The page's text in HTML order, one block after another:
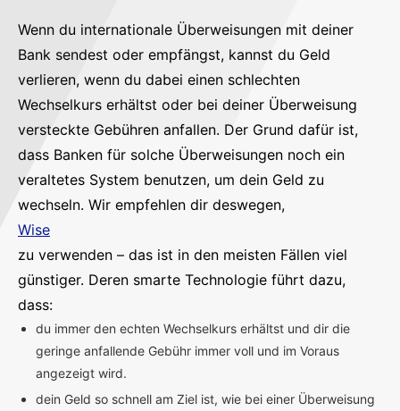
Wenn du internationale Überweisungen mit deiner
Bank sendest oder empfängst, kannst du Geld
verlieren, wenn du dabei einen schlechten
Wechselkurs erhältst oder bei deiner Überweisung
versteckte Gebühren anfallen. Der Grund dafür ist,
dass Banken für solche Überweisungen noch ein
veraltetes System benutzen, um dein Geld zu
wechseln. Wir empfehlen dir deswegen,
Wise
zu verwenden – das ist in den meisten Fällen viel
günstiger. Deren smarte Technologie führt dazu,
dass:
du immer den echten Wechselkurs erhältst und dir die
geringe anfallende Gebühr immer voll und im Voraus
angezeigt wird.
dein Geld so schnell am Ziel ist, wie bei einer Überweisung